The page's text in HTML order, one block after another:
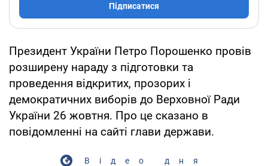
Підписатися
Президент України Петро Порошенко провів
розширену нараду з підготовки та
проведення відкритих, прозорих і
демократичних виборів до Верховної Ради
України 26 жовтня. Про це сказано в
повідомленні на сайті глави держави.
Відео дня